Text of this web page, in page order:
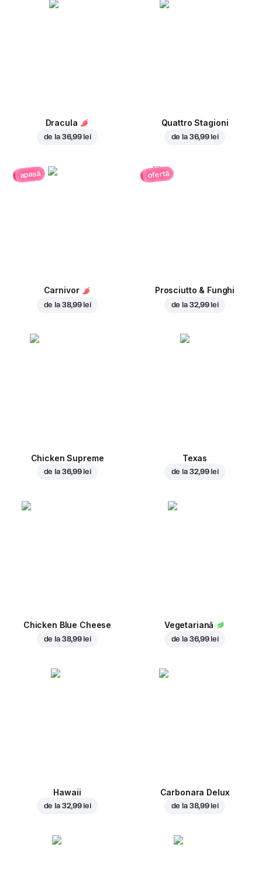
Dracula
de la 36,99 lei
Quattro Stagioni
de la 36,99 lei
apasă
Carnivor
de la 38,99 lei
ofertă
Prosciutto & Funghi
de la 32,99 lei
Chicken Supreme
de la 36,99 lei
Texas
de la 32,99 lei
Chicken Blue Cheese
de la 38,99 lei
Vegetariană
de la 36,99 lei
Hawaii
de la 32,99 lei
Carbonara Delux
de la 38,99 lei